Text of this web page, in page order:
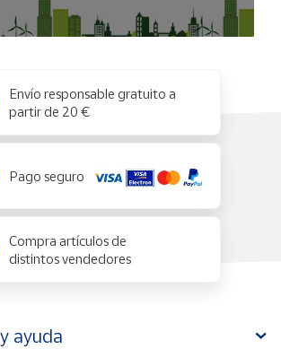
Envío responsable gratuito a
partir de 20 €
Pago seguro
Compra artículos de
distintos vendedores
ayuda